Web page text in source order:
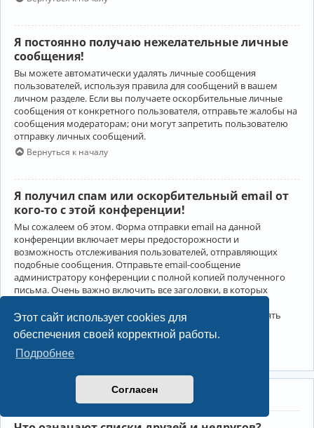
Этот сайт использует cookies для
обеспечения своей корректной работы.
Подробнее
Согласен
Я постоянно получаю нежелательные личные
сообщения!
Вы можете автоматически удалять личные сообщения
пользователей, используя правила для сообщений в вашем
личном разделе. Если вы получаете оскорбительные личные
сообщения от конкретного пользователя, отправьте жалобы на
сообщения модераторам; они могут запретить пользователю
отправку личных сообщений.
Вернуться к началу
Я получил спам или оскорбительный email от
кого-то с этой конференции!
Мы сожалеем об этом. Форма отправки email на данной
конференции включает меры предосторожности и
возможность отслеживания пользователей, отправляющих
подобные сообщения. Отправьте email-сообщение
администратору конференции с полной копией полученного
письма. Очень важно включить все заголовки, в которых
Администратор конференции сможет в этом случае принять
меры.
Друзья и недруги